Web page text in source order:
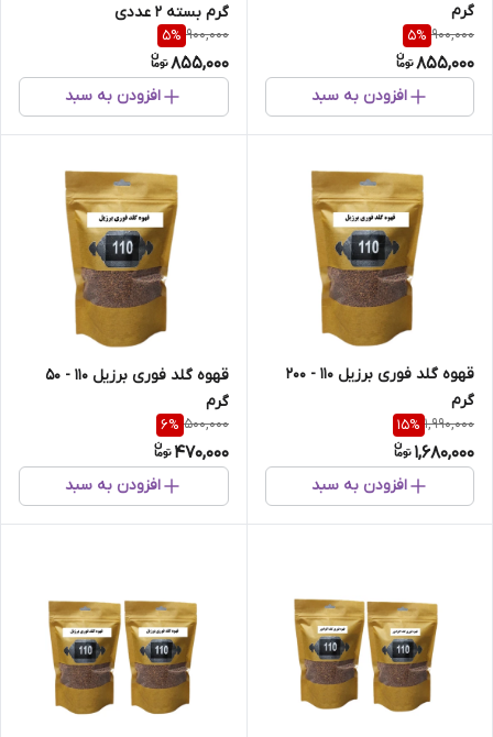
گرم
900,000
5%
855,000
افزودن به سبد
گرم بسته 2 عددی
900,000
5%
855,000
افزودن به سبد
قهوه گلد فوری برزیل 110 - 200
گرم
1,990,000
15%
1,680,000
افزودن به سبد
قهوه گلد فوری برزیل 110 - 50
گرم
500,000
6%
470,000
افزودن به سبد